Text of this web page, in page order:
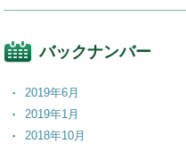
バックナンバー
2019年6月
2019年1月
2018年10月